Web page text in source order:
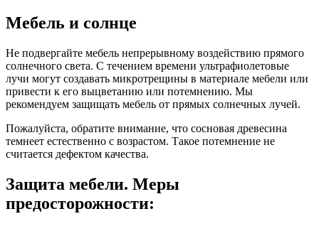
Мебель и солнце
Не подвергайте мебель непрерывному воздействию прямого
солнечного света. С течением времени ультрафиолетовые
лучи могут создавать микротрещины в материале мебели или
привести к его выцветанию или потемнению. Мы
рекомендуем защищать мебель от прямых солнечных лучей.
Пожалуйста, обратите внимание, что сосновая древесина
темнеет естественно с возрастом. Такое потемнение не
считается дефектом качества.
Защита мебели. Меры
предосторожности: